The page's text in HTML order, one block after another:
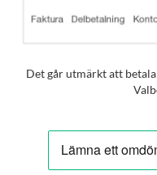
Det går utmärkt att